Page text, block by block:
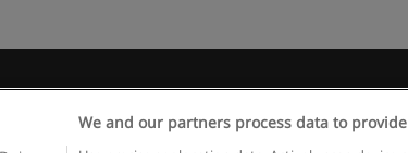
We and our partners process data to